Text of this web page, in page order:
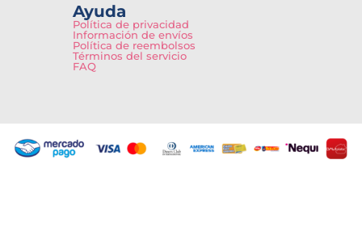
Ayuda
Política de privacidad
Información de envíos
Política de reembolsos
Términos del servicio
FAQ